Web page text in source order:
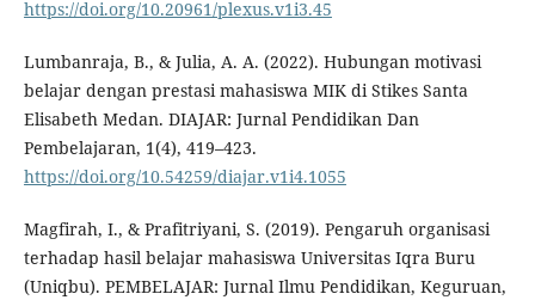
https://doi.org/10.20961/plexus.v1i3.45
Lumbanraja, B., & Julia, A. A. (2022). Hubungan motivasi
belajar dengan prestasi mahasiswa MIK di Stikes Santa
Elisabeth Medan. DIAJAR: Jurnal Pendidikan Dan
Pembelajaran, 1(4), 419–423.
https://doi.org/10.54259/diajar.v1i4.1055
Magfirah, I., & Prafitriyani, S. (2019). Pengaruh organisasi
terhadap hasil belajar mahasiswa Universitas Iqra Buru
(Uniqbu). PEMBELAJAR: Jurnal Ilmu Pendidikan, Keguruan,